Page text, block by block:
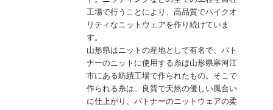
工場で行うことにより、高品質でハイクオ
リティなニットウェアを作り続けていま
す。
山形県はニットの産地として有名で、バト
ナーのニットに使用する糸は山形県寒河江
市にある紡績工場で作られたもの。そこで
作られる糸は、良質で天然の優しい風合い
に仕上がり、バトナーのニットウェアの柔